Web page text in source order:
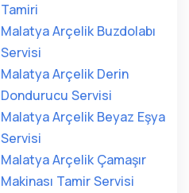
Tamiri
Malatya Arçelik Buzdolabı
Servisi
Malatya Arçelik Derin
Dondurucu Servisi
Malatya Arçelik Beyaz Eşya
Servisi
Malatya Arçelik Çamaşır
Makinası Tamir Servisi